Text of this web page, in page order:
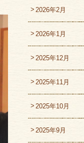
2026年2月
2026年1月
2025年12月
2025年11月
2025年10月
2025年9月